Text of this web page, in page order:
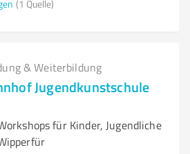
(1 Quelle)
& Weiterbildung
Jugendkunstschule
für Kinder, Jugendliche